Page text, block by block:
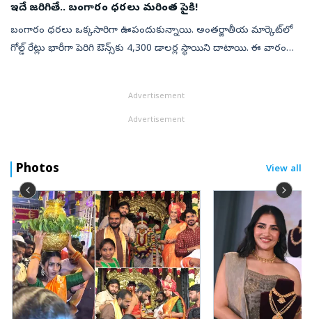
ఇదే జరిగితే.. బంగారం ధరలు మరింత పైకి!
బంగారం ధరలు ఒక్కసారిగా ఊపందుకున్నాయి. అంతర్జాతీయ మార్కెట్‌లో
గోల్డ్ రేట్లు భారీగా పెరిగి ఔన్స్‌కు 4,300 డాలర్ల స్థాయిని దాటాయి. ఈ వారం
Advertisement
Advertisement
Photos View all